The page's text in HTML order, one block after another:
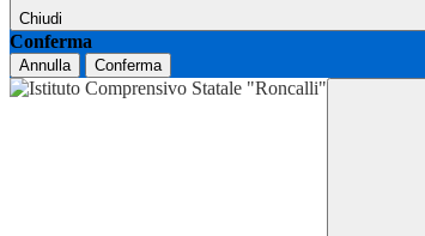
Chiudi
Conferma
Annulla Conferma